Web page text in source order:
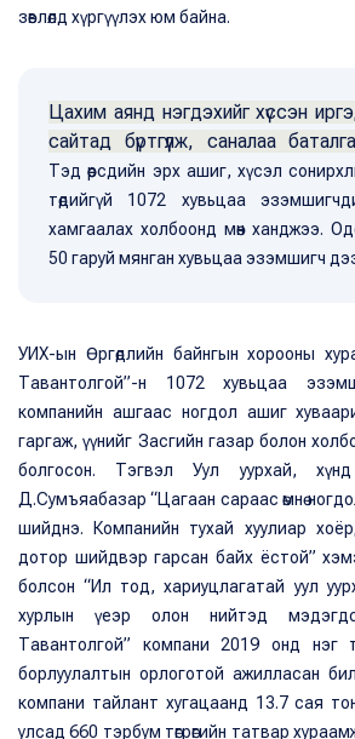
зөвлөлд хүргүүлэх юм байна.
Цахим аянд нэгдэхийг хүссэн
сайтад бүртгүүлж, саналаа
Тэд өөрсдийн эрх ашиг, хүсэл
төдийгүй 1072 хувьцаа
хамгаалах холбоонд мөн ханджээ.
50 гаруй мянган хувьцаа эзэмшигч
УИХ-ын Өргөдлийн байнгын хорооны
Тавантолгой”-н 1072 хувьцаа
компанийн ашгаас ногдол ашиг
гаргаж, үүнийг Засгийн газар болон
болгосон. Тэгвэл Уул уурхай,
Д.Сумъяабазар “Цагаан сараас өмнө
шийднэ. Компанийн тухай хуулиар
дотор шийдвэр гарсан байх ёстой”
болсон “Ил тод, хариуцлагатай уул
хурлын үеэр олон нийтэд
Тавантолгой” компани 2019 онд нэг
борлуулалтын орлоготой ажилласан
компани тайлант хугацаанд 13.7 сая
улсад 660 тэрбум төгрөгийн татвар хураамж